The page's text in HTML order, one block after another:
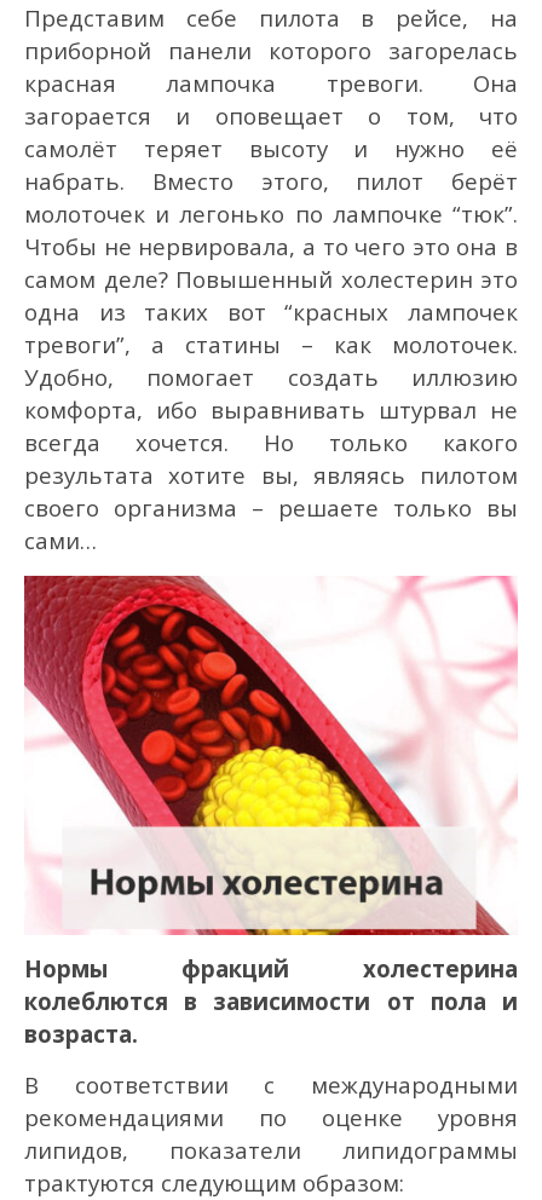
Представим себе пилота в рейсе, на
приборной панели которого загорелась
красная лампочка тревоги. Она
загорается и оповещает о том, что
самолёт теряет высоту и нужно её
набрать. Вместо этого, пилот берёт
молоточек и легонько по лампочке “тюк”.
Чтобы не нервировала, а то чего это она в
самом деле? Повышенный холестерин это
одна из таких вот “красных лампочек
тревоги”, а статины – как молоточек.
Удобно, помогает создать иллюзию
комфорта, ибо выравнивать штурвал не
всегда хочется. Но только какого
результата хотите вы, являясь пилотом
своего организма – решаете только вы
сами…
Нормы фракций холестерина
колеблются в зависимости от пола и
возраста.
В соответствии с международными
рекомендациями по оценке уровня
липидов, показатели липидограммы
трактуются следующим образом: